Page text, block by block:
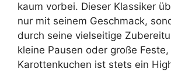
kaum vorbei. Dieser Klassiker
nur mit seinem Geschmack,
durch seine vielseitige
kleine Pausen oder große
Karottenkuchen ist stets ein